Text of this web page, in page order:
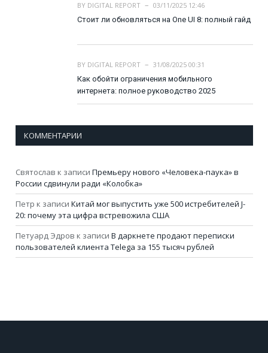
BY DIGITAL REPORT
03/11/2025 12:46
Стоит ли обновляться на One UI 8: полный гайд
BY DIGITAL REPORT
31/08/2025 00:31
Как обойти ограничения мобильного
интернета: полное руководство 2025
КОММЕНТАРИИ
Святослав к записи Премьеру нового «Человека-паука» в
России сдвинули ради «Колобка»
Петр к записи Китай мог выпустить уже 500 истребителей J-
20: почему эта цифра встревожила США
Петуард Эдров к записи В даркнете продают переписки
пользователей клиента Telega за 155 тысяч рублей